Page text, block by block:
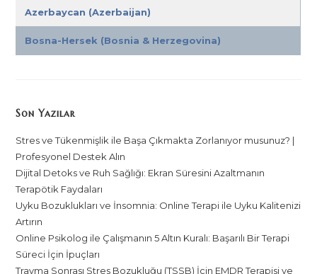
Azerbaycan (Azerbaijan)
Bosna-Hersek (Bosnia & Herzegovina)
Son Yazılar
Stres ve Tükenmişlik ile Başa Çıkmakta Zorlanıyor musunuz? |
Profesyonel Destek Alın
Dijital Detoks ve Ruh Sağlığı: Ekran Süresini Azaltmanın
Terapötik Faydaları
Uyku Bozuklukları ve İnsomnia: Online Terapi ile Uyku Kalitenizi
Artırın
Online Psikolog ile Çalışmanın 5 Altın Kuralı: Başarılı Bir Terapi
Süreci İçin İpuçları
Travma Sonrası Stres Bozukluğu (TSSB) İçin EMDR Terapisi ve